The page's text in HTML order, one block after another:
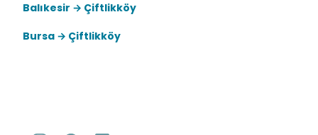
Balıkesir → Çiftlikköy
Bursa → Çiftlikköy